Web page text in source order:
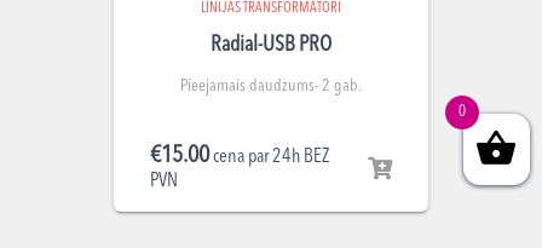
LĪNIJAS TRANSFORMĀTORI
Radial-USB PRO
Pieejamais daudzums- 2 gab.
€15.00cena par 24h BEZ
PVN
0